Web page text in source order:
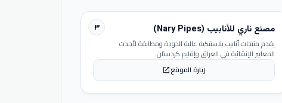
٣ مصنع ناري للأنابيب (Nary Pipes)
يقدم منتجات أنابيب بلاستيكية عالية الجودة ومطابقة لأحدث
المعايير الإنشائية في العراق وإقليم كردستان.
زيارة الموقعopen_in_new